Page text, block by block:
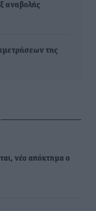
αναβολής
της
νέο απόκτημα ο